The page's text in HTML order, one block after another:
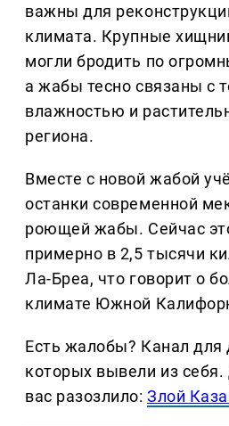
важны для
климата. Крупные
могли бродить по
а жабы тесно связаны с
влажностью и
региона.
Вместе с новой жабой
останки современной
роющей жабы. Сейчас
примерно в 2,5 тысячи
Ла-Бреа, что говорит о
климате Южной
Есть жалобы? Канал для
которых вывели из
вас разозлило:Злой